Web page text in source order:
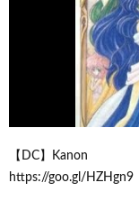
【DC】Kanon
https://goo.gl/HZHgn9